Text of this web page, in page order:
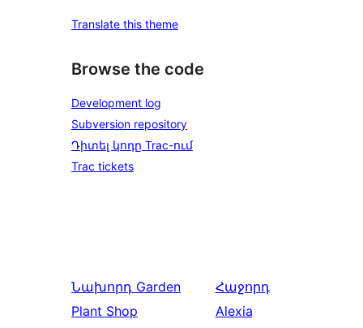
Translate this theme
Browse the code
Development log
Subversion repository
Դիտել կոդը Trac-ում
Trac tickets
Նախորդ Garden
Plant Shop
Հաջորդ
Alexia